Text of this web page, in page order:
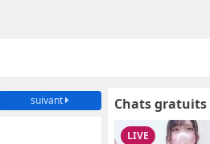
suivant Chats gratuits